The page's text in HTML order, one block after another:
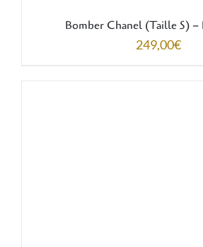
Bomber Chanel (Taille S) –
249,00€